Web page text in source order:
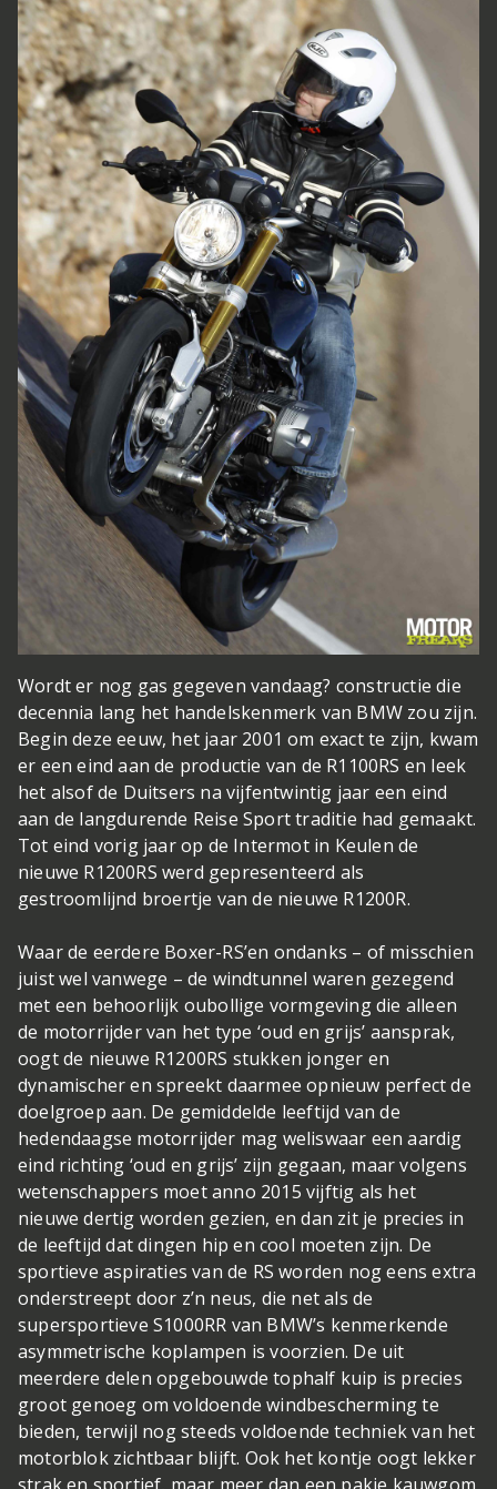
Wordt er nog gas gegeven vandaag? constructie die
decennia lang het handelskenmerk van BMW zou zijn.
Begin deze eeuw, het jaar 2001 om exact te zijn, kwam
er een eind aan de productie van de R1100RS en leek
het alsof de Duitsers na vijfentwintig jaar een eind
aan de langdurende Reise Sport traditie had gemaakt.
Tot eind vorig jaar op de Intermot in Keulen de
nieuwe R1200RS werd gepresenteerd als
gestroomlijnd broertje van de nieuwe R1200R.
Waar de eerdere Boxer-RS’en ondanks – of misschien
juist wel vanwege – de windtunnel waren gezegend
met een behoorlijk oubollige vormgeving die alleen
de motorrijder van het type ‘oud en grijs’ aansprak,
oogt de nieuwe R1200RS stukken jonger en
dynamischer en spreekt daarmee opnieuw perfect de
doelgroep aan. De gemiddelde leeftijd van de
hedendaagse motorrijder mag weliswaar een aardig
eind richting ‘oud en grijs’ zijn gegaan, maar volgens
wetenschappers moet anno 2015 vijftig als het
nieuwe dertig worden gezien, en dan zit je precies in
de leeftijd dat dingen hip en cool moeten zijn. De
sportieve aspiraties van de RS worden nog eens extra
onderstreept door z’n neus, die net als de
supersportieve S1000RR van BMW’s kenmerkende
asymmetrische koplampen is voorzien. De uit
meerdere delen opgebouwde tophalf kuip is precies
groot genoeg om voldoende windbescherming te
bieden, terwijl nog steeds voldoende techniek van het
motorblok zichtbaar blijft. Ook het kontje oogt lekker